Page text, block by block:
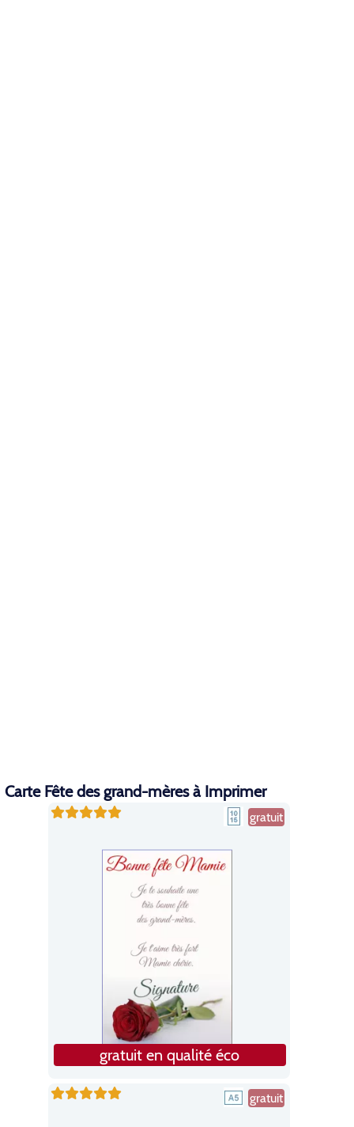
Carte Fête des grand-mères à Imprimer
gratuit
gratuit en qualité éco
gratuit